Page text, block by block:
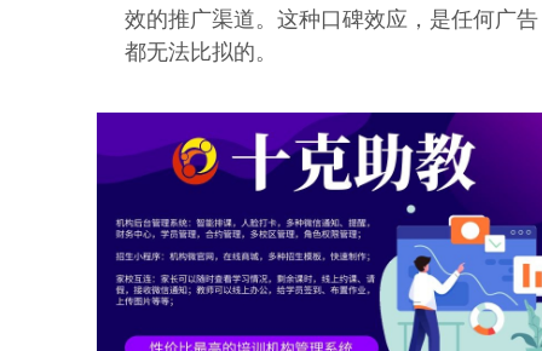
效的推广渠道。这种口碑效应，是任何广告
都无法比拟的。